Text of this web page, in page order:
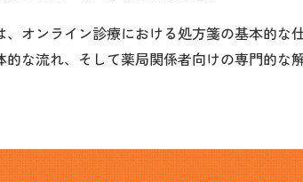
、オンライン診療における処方箋の基本的な
的な流れ、そして薬局関係者向けの専門的な